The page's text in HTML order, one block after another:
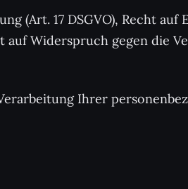
(Art. 17 DSGVO), Recht auf
auf Widerspruch gegen die
Ihrer